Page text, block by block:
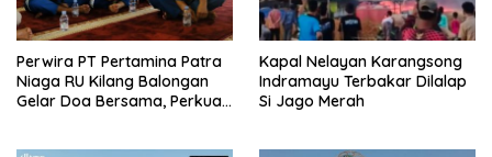
Perwira PT Pertamina Patra
Niaga RU Kilang Balongan
Gelar Doa Bersama, Perkuat
Kapal Nelayan Karangsong
Indramayu Terbakar Dilalap
Si Jago Merah